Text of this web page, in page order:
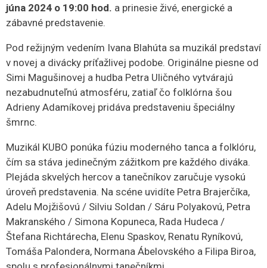
júna 2024 o 19:00 hod. a prinesie živé, energické a
zábavné predstavenie.
Pod režijným vedením Ivana Blahúta sa muzikál predstaví
v novej a divácky príťažlivej podobe. Originálne piesne od
Simi Magušinovej a hudba Petra Uličného vytvárajú
nezabudnuteľnú atmosféru, zatiaľ čo folklórna šou
Adrieny Adamíkovej pridáva predstaveniu špeciálny
šmrnc.
Muzikál KUBO ponúka fúziu moderného tanca a folklóru,
čím sa stáva jedinečným zážitkom pre každého diváka.
Plejáda skvelých hercov a tanečníkov zaručuje vysokú
úroveň predstavenia. Na scéne uvidíte Petra Brajerčíka,
Adelu Mojžišovú / Silviu Soldan / Sáru Polyakovú, Petra
Makranského / Simona Kopuneca, Rada Hudeca /
Štefana Richtárecha, Elenu Spaskov, Renatu Ryníkovú,
Tomáša Palondera, Normana Ábelovského a Filipa Biroa,